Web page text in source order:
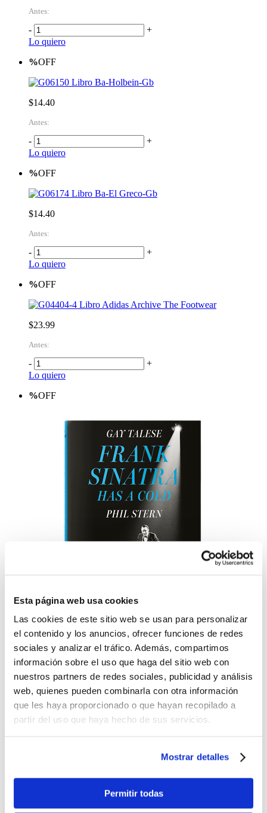
Esta página web usa cookies
Las cookies de este sitio web se usan para personalizar
el contenido y los anuncios, ofrecer funciones de redes
sociales y analizar el tráfico. Además, compartimos
información sobre el uso que haga del sitio web con
nuestros partners de redes sociales, publicidad y análisis
web, quienes pueden combinarla con otra información
que les haya proporcionado o que hayan recopilado a
partir del uso que haya hecho de sus servicios.
Mostrar detalles
Permitir todas
Antes:
-
+
Lo quiero
%OFF
Libro Ba-Holbein-Gb
$14.40
Antes:
-
+
Lo quiero
%OFF
Libro Ba-El Greco-Gb
$14.40
Antes:
-
+
Lo quiero
%OFF
Libro Adidas Archive The Footwear
$23.99
Antes:
-
+
Lo quiero
%OFF
Libro
Talese - Frank Sinatra
$47.99
Antes:
Lo quiero
% OFF
Antes:
+
Lo quiero